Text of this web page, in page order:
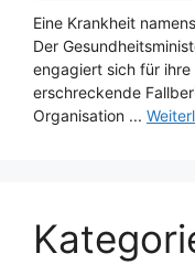
Eine Krankheit
Der
engagiert sich für
erschreckende
Organisation ...